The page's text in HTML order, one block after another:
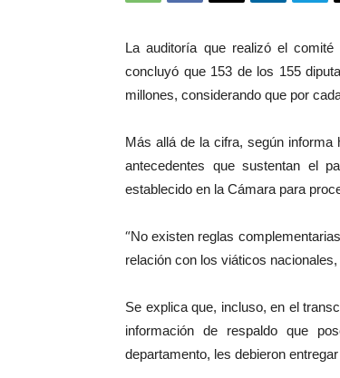
La auditoría que realizó el
concluyó que 153 de los 155
millones, considerando que por
Más allá de la cifra, según informa
antecedentes que sustentan el
establecido en la Cámara para
“No existen reglas
relación con los viáticos
Se explica que, incluso, en el
información de respaldo que
departamento, les debieron